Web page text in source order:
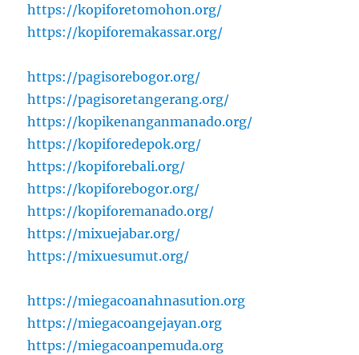
https://kopiforetomohon.org/
https://kopiforemakassar.org/
https://pagisorebogor.org/
https://pagisoretangerang.org/
https://kopikenanganmanado.org/
https://kopiforedepok.org/
https://kopiforebali.org/
https://kopiforebogor.org/
https://kopiforemanado.org/
https://mixuejabar.org/
https://mixuesumut.org/
https://miegacoanahnasution.org
https://miegacoangejayan.org
https://miegacoanpemuda.org